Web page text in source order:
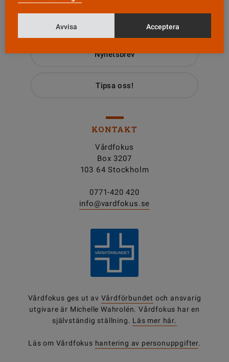
Läs senaste numret
Nyhetsbrev
Tipsa oss!
KONTAKT
Vårdfokus
Box 3207
103 64 Stockholm
0771-420 420
info@vardfokus.se
Vårdfokus ges ut av Vårdförbundet och ansvarig
utgivare är Michelle Wahrolén. Vårdfokus har en
självständig ställning. Läs mer här.
Läs om Vårdfokus hantering av personuppgifter.
Avvisa Acceptera